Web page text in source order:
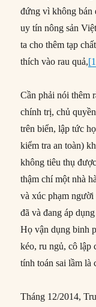
đứng vì không bán
uy tín nông sản
ta cho thêm tạp
thích vào rau quả,
Cần phải nói thêm
chính trị, chủ
trên biển, lập tức
kiểm tra an toàn)
không tiêu thụ
thậm chí một nhà
và xúc phạm
đã và đang áp
Họ vận dụng binh
kéo, ru ngủ, cô lập
tính toán sai lầm là
Tháng 12/2014,